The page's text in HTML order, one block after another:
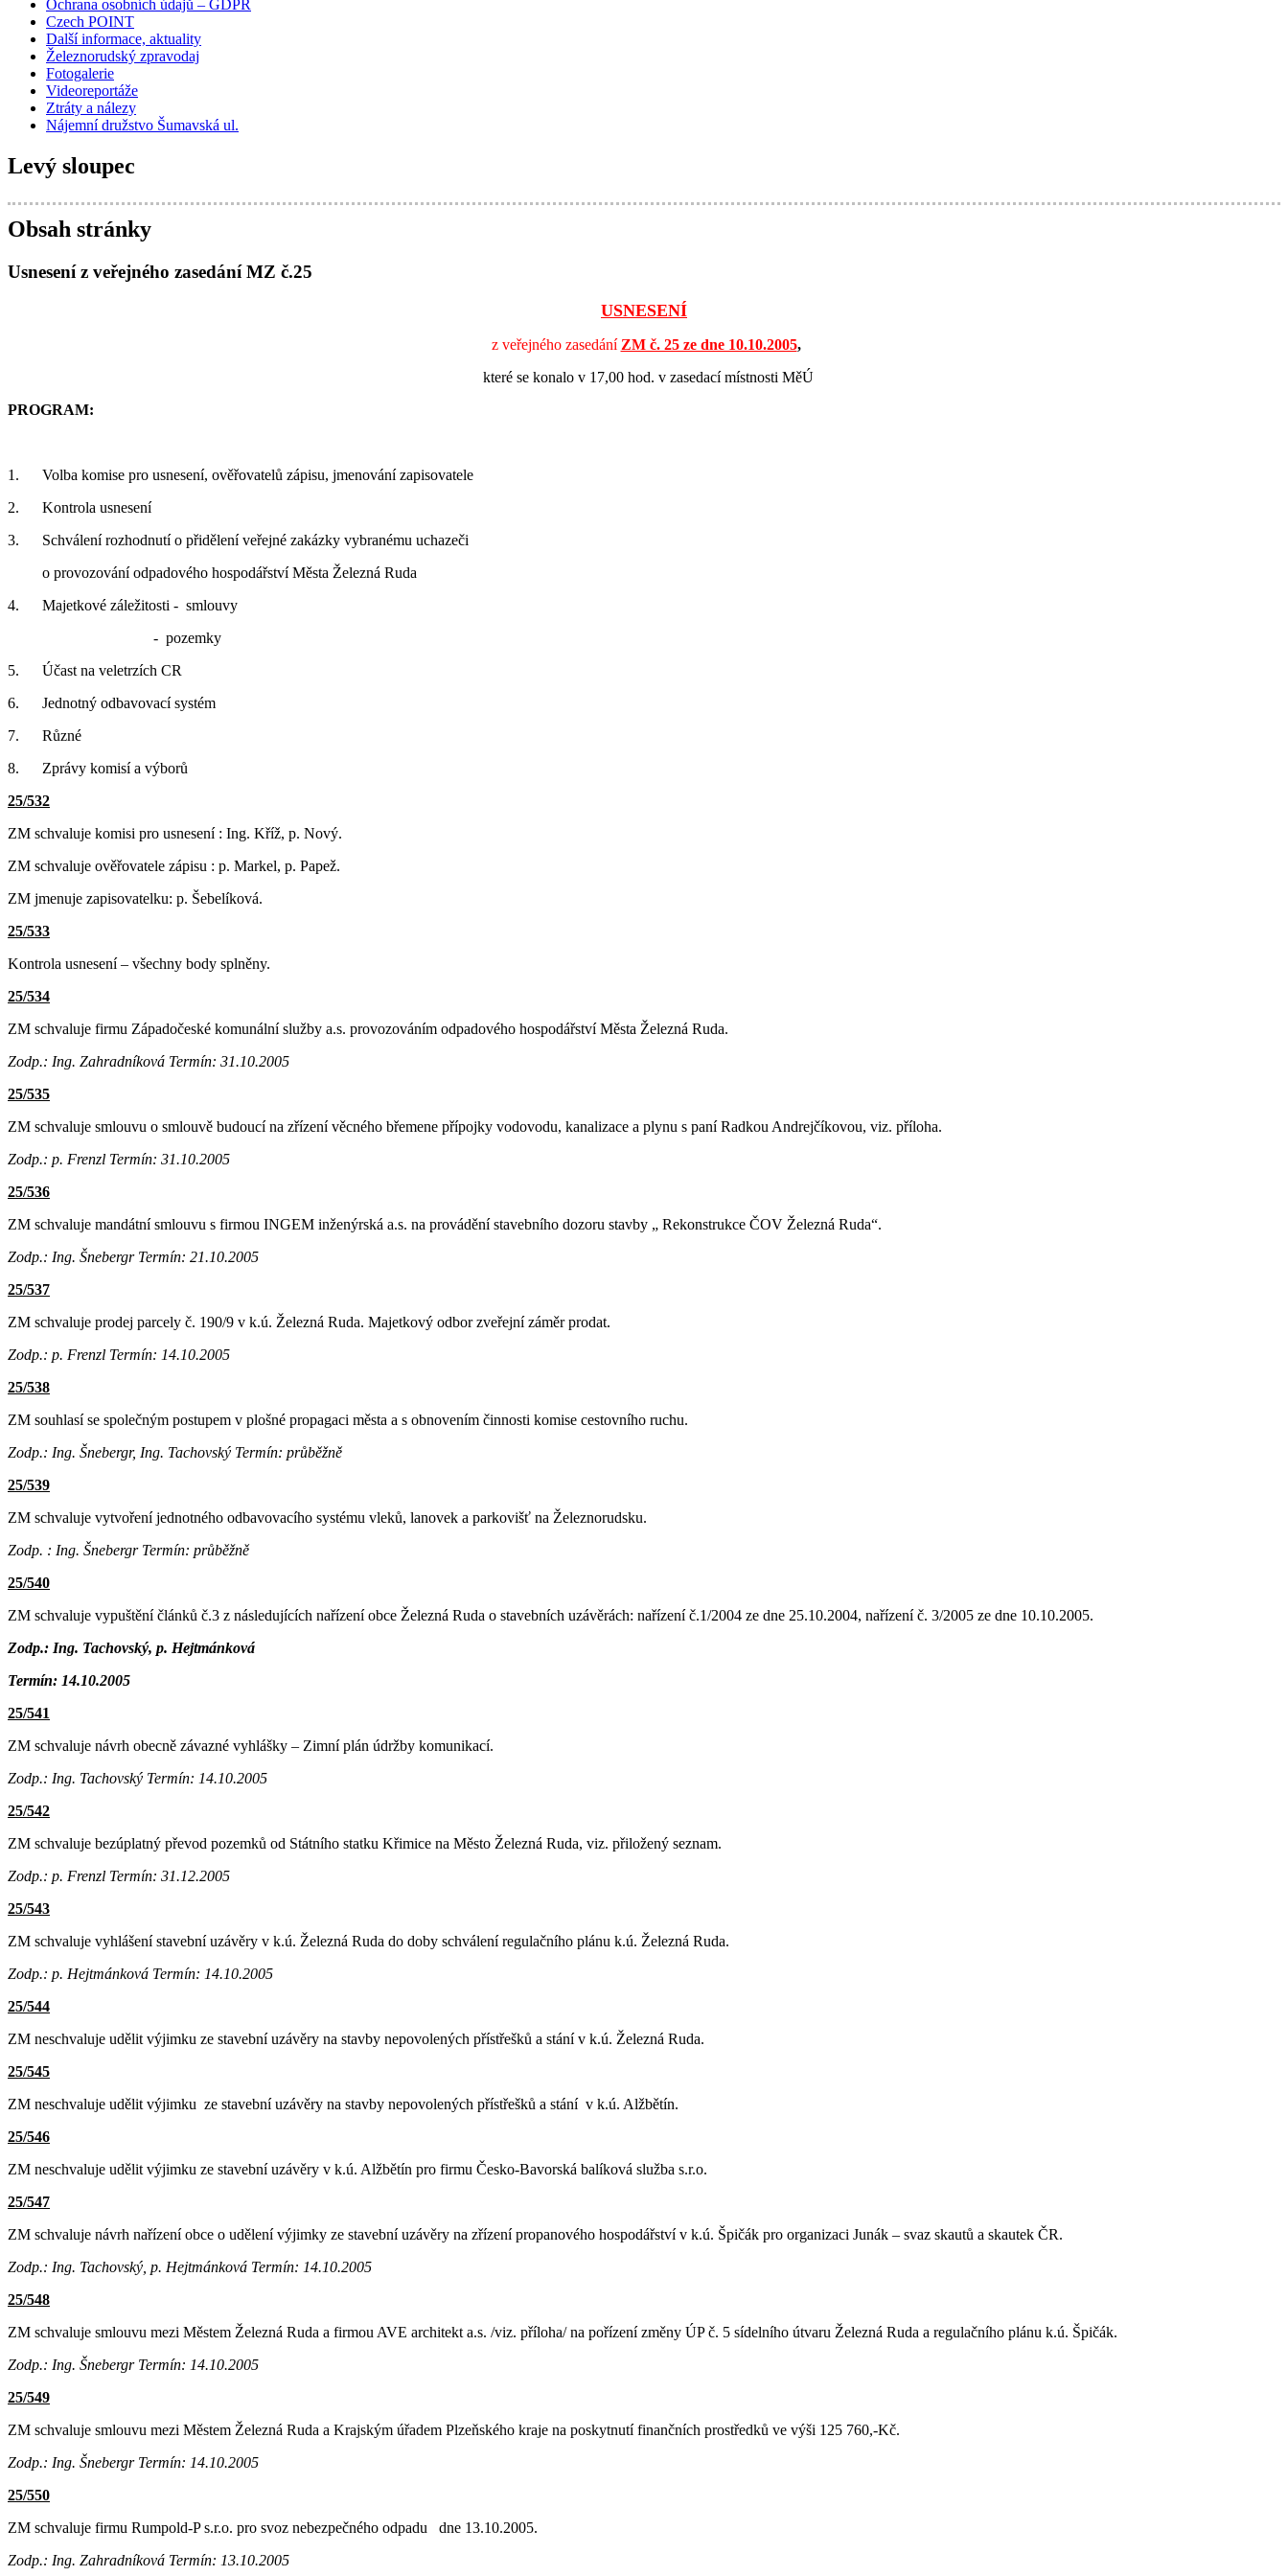
Ochrana osobních údajů – GDPR
Czech POINT
Další informace, aktuality
Železnorudský zpravodaj
Fotogalerie
Videoreportáže
Ztráty a nálezy
Nájemní družstvo Šumavská ul.
Levý sloupec
Obsah stránky
Usnesení z veřejného zasedání MZ č.25
USNESENÍ
z veřejného zasedání ZM č. 25 ze dne 10.10.2005,
které se konalo v 17,00 hod. v zasedací místnosti MěÚ
PROGRAM:
1. Volba komise pro usnesení, ověřovatelů zápisu, jmenování zapisovatele
2. Kontrola usnesení
3. Schválení rozhodnutí o přidělení veřejné zakázky vybranému uchazeči
o provozování odpadového hospodářství Města Železná Ruda
4. Majetkové záležitosti - smlouvy
- pozemky
5. Účast na veletrzích CR
6. Jednotný odbavovací systém
7. Různé
8. Zprávy komisí a výborů
25/532
ZM schvaluje komisi pro usnesení : Ing. Kříž, p. Nový.
ZM schvaluje ověřovatele zápisu : p. Markel, p. Papež.
ZM jmenuje zapisovatelku: p. Šebelíková.
25/533
Kontrola usnesení – všechny body splněny.
25/534
ZM schvaluje firmu Západočeské komunální služby a.s. provozováním odpadového hospodářství Města Železná Ruda.
Zodp.: Ing. Zahradníková Termín: 31.10.2005
25/535
ZM schvaluje smlouvu o smlouvě budoucí na zřízení věcného břemene přípojky vodovodu, kanalizace a plynu s paní Radkou Andrejčíkovou, viz. příloha.
Zodp.: p. Frenzl Termín: 31.10.2005
25/536
ZM schvaluje mandátní smlouvu s firmou INGEM inženýrská a.s. na provádění stavebního dozoru stavby „ Rekonstrukce ČOV Železná Ruda“.
Zodp.: Ing. Šnebergr Termín: 21.10.2005
25/537
ZM schvaluje prodej parcely č. 190/9 v k.ú. Železná Ruda. Majetkový odbor zveřejní záměr prodat.
Zodp.: p. Frenzl Termín: 14.10.2005
25/538
ZM souhlasí se společným postupem v plošné propagaci města a s obnovením činnosti komise cestovního ruchu.
Zodp.: Ing. Šnebergr, Ing. Tachovský Termín: průběžně
25/539
ZM schvaluje vytvoření jednotného odbavovacího systému vleků, lanovek a parkovišť na Železnorudsku.
Zodp. : Ing. Šnebergr Termín: průběžně
25/540
ZM schvaluje vypuštění článků č.3 z následujících nařízení obce Železná Ruda o stavebních uzávěrách: nařízení č.1/2004 ze dne 25.10.2004, nařízení č. 3/2005 ze dne 10.10.2005.
Zodp.: Ing. Tachovský, p. Hejtmánková
Termín: 14.10.2005
25/541
ZM schvaluje návrh obecně závazné vyhlášky – Zimní plán údržby komunikací.
Zodp.: Ing. Tachovský Termín: 14.10.2005
25/542
ZM schvaluje bezúplatný převod pozemků od Státního statku Křimice na Město Železná Ruda, viz. přiložený seznam.
Zodp.: p. Frenzl Termín: 31.12.2005
25/543
ZM schvaluje vyhlášení stavební uzávěry v k.ú. Železná Ruda do doby schválení regulačního plánu k.ú. Železná Ruda.
Zodp.: p. Hejtmánková Termín: 14.10.2005
25/544
ZM neschvaluje udělit výjimku ze stavební uzávěry na stavby nepovolených přístřešků a stání v k.ú. Železná Ruda.
25/545
ZM neschvaluje udělit výjimku ze stavební uzávěry na stavby nepovolených přístřešků a stání v k.ú. Alžbětín.
25/546
ZM neschvaluje udělit výjimku ze stavební uzávěry v k.ú. Alžbětín pro firmu Česko-Bavorská balíková služba s.r.o.
25/547
ZM schvaluje návrh nařízení obce o udělení výjimky ze stavební uzávěry na zřízení propanového hospodářství v k.ú. Špičák pro organizaci Junák – svaz skautů a skautek ČR.
Zodp.: Ing. Tachovský, p. Hejtmánková Termín: 14.10.2005
25/548
ZM schvaluje smlouvu mezi Městem Železná Ruda a firmou AVE architekt a.s. /viz. příloha/ na pořízení změny ÚP č. 5 sídelního útvaru Železná Ruda a regulačního plánu k.ú. Špičák.
Zodp.: Ing. Šnebergr Termín: 14.10.2005
25/549
ZM schvaluje smlouvu mezi Městem Železná Ruda a Krajským úřadem Plzeňského kraje na poskytnutí finančních prostředků ve výši 125 760,-Kč.
Zodp.: Ing. Šnebergr Termín: 14.10.2005
25/550
ZM schvaluje firmu Rumpold-P s.r.o. pro svoz nebezpečného odpadu dne 13.10.2005.
Zodp.: Ing. Zahradníková Termín: 13.10.2005